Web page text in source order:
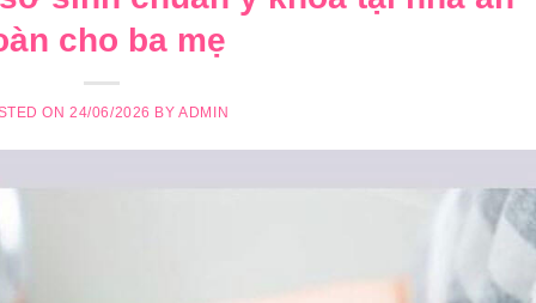
cho ba mẹ
ON24/06/2026 BYADMIN